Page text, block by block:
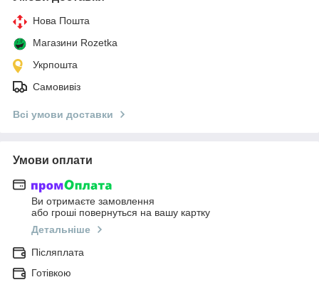
Нова Пошта
Магазини Rozetka
Укрпошта
Самовивіз
Всі умови доставки
Умови оплати
Ви отримаєте замовлення
або гроші повернуться на вашу картку
Детальніше
Післяплата
Готівкою